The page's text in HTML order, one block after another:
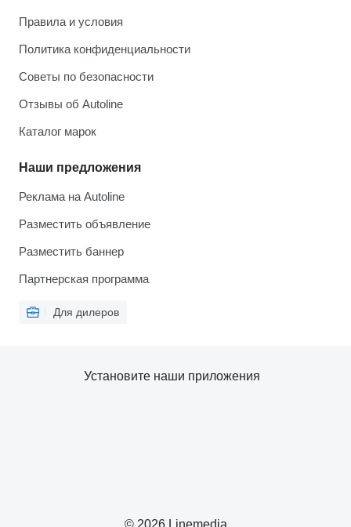
Правила и условия
Политика конфиденциальности
Советы по безопасности
Отзывы об Autoline
Каталог марок
Наши предложения
Реклама на Autoline
Разместить объявление
Разместить баннер
Партнерская программа
Для дилеров
© 2026 Linemedia
Установите наши приложения